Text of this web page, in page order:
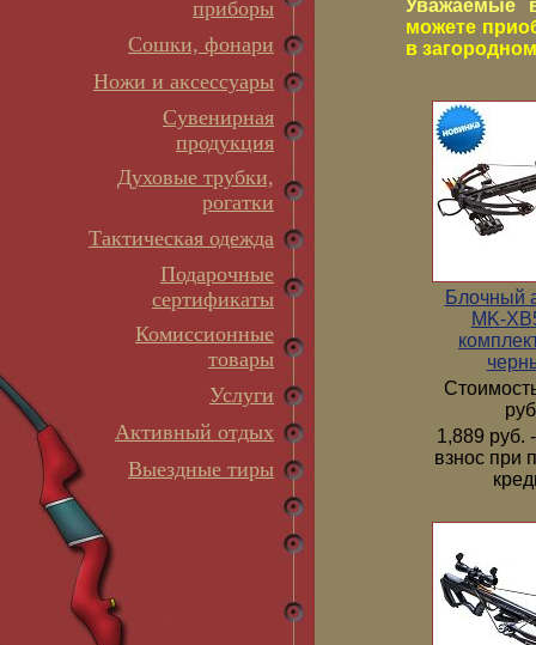
приборы
Сошки, фонари
Ножи и аксессуары
Сувенирная
продукция
Духовые трубки,
рогатки
Тактическая одежда
Подарочные
сертификаты
Комиссионные
товары
Услуги
Активный отдых
Выездные тиры
Уважаемые
можете
в
Блочный
MK-
1,889 руб.
взнос при